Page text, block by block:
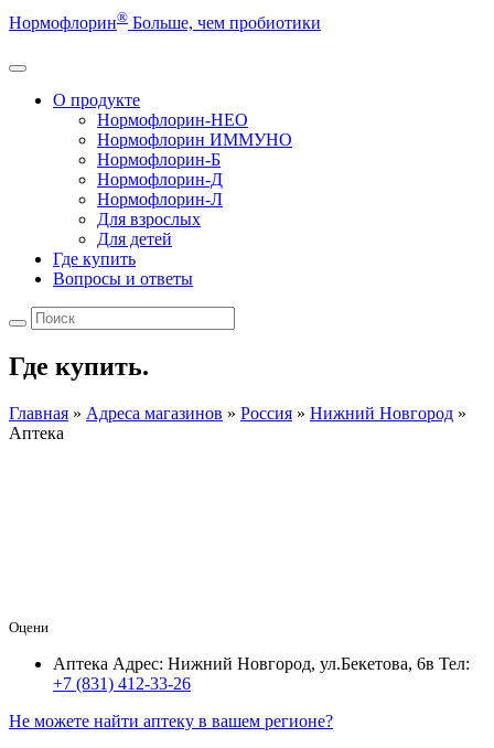
Нормофлорин® Больше, чем пробиотики
О продукте
Нормофлорин-НЕО
Нормофлорин ИММУНО
Нормофлорин-Б
Нормофлорин-Д
Нормофлорин-Л
Для взрослых
Для детей
Где купить
Вопросы и ответы
Где купить.
Главная » Адреса магазинов » Россия » Нижний Новгород »
Аптека
Оцени
Аптека Адрес: Нижний Новгород, ул.Бекетова, 6в Тел:
+7 (831) 412‑33-26
Не можете найти аптеку в вашем регионе?